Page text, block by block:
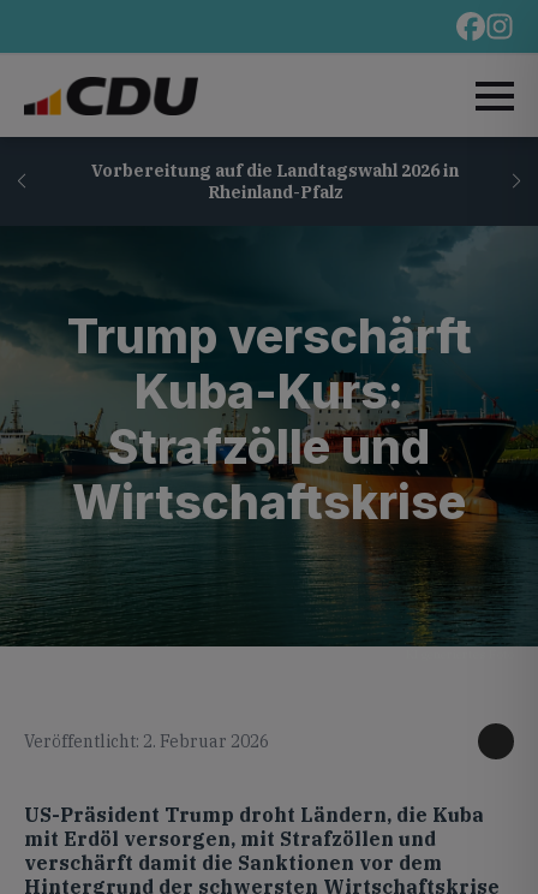
Vorbereitung auf die Landtagswahl 2026 in
Rheinland-Pfalz
Trump verschärft
Kuba-Kurs:
Strafzölle und
Wirtschaftskrise
Veröffentlicht: 2. Februar 2026
US-Präsident Trump droht Ländern, die Kuba
mit Erdöl versorgen, mit Strafzöllen und
verschärft damit die Sanktionen vor dem
Hintergrund der schwersten Wirtschaftskrise